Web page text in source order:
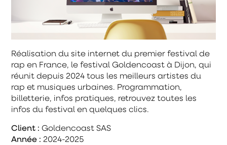
Réalisation du site internet du premier festival de
rap en France, le festival Goldencoast à Dijon, qui
réunit depuis 2024 tous les meilleurs artistes du
rap et musiques urbaines. Programmation,
billetterie, infos pratiques, retrouvez toutes les
infos du festival en quelques clics.
Client : Goldencoast SAS
Année : 2024-2025